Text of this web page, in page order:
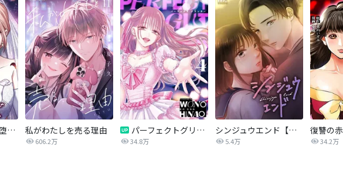
あなたを地獄に堕とすまで 私がわたしを売る理由
606.2万
パーフェクトグリッター
34.8万
シンジュウエンド【タテヨミ】
5.4万 34.2万